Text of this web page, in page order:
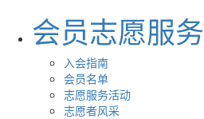
会员志愿服务
入会指南
会员名单
志愿服务活动
志愿者风采